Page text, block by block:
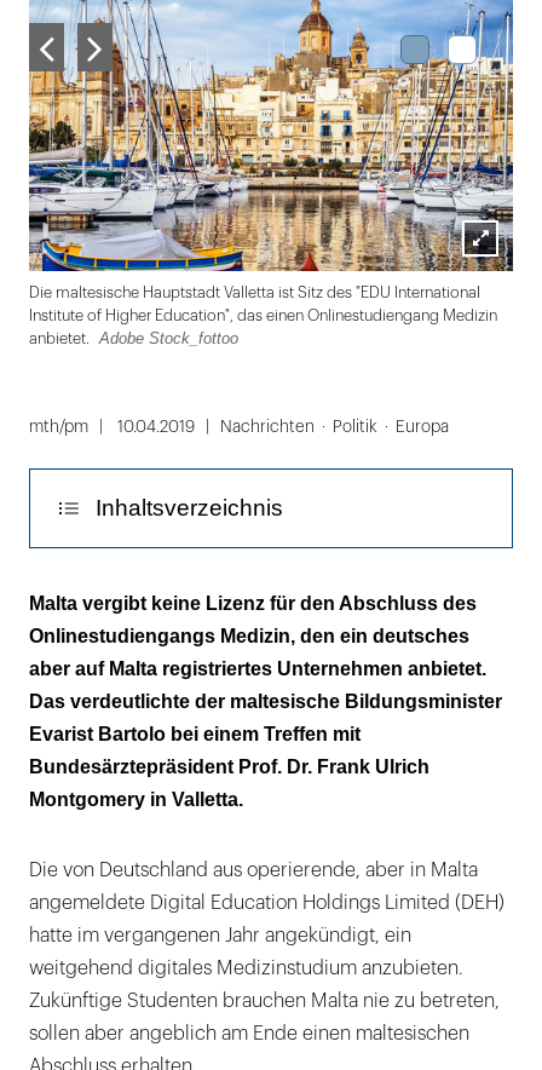
Lightbox
öffnen
Die maltesische Hauptstadt Valletta ist Sitz des "EDU International
Institute of Higher Education", das einen Onlinestudiengang Medizin
anbietet.
Adobe Stock_fottoo
1mth/pm 10.04.2019 Nachrichten Politik Europa
Inhaltsverzeichnis
Malta stellt für den Studienabschluss der EDU
keine Lizenz aus
Malta vergibt keine Lizenz für den Abschluss des
Onlinestudiengangs Medizin, den ein deutsches
aber auf Malta registriertes Unternehmen anbietet.
Das verdeutlichte der maltesische Bildungsminister
Evarist Bartolo bei einem Treffen mit
Bundesärztepräsident Prof. Dr. Frank Ulrich
Montgomery in Valletta.
Die von Deutschland aus operierende, aber in Malta
angemeldete Digital Education Holdings Limited (DEH)
hatte im vergangenen Jahr angekündigt, ein
weitgehend digitales Medizinstudium anzubieten.
Zukünftige Studenten brauchen Malta nie zu betreten,
sollen aber angeblich am Ende einen maltesischen
Abschluss erhalten.